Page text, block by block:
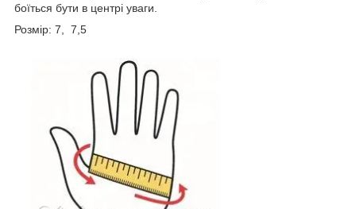
боїться бути в центрі уваги.
Розмір: 7, 7,5